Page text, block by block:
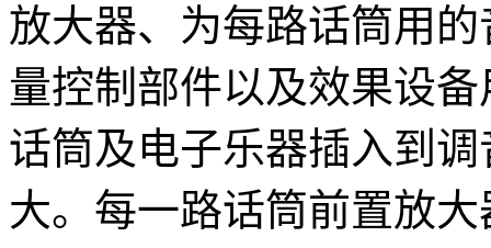
放大器、为每路话筒用
量控制部件以及效果设
话筒及电子乐器插入到
大。每一路话筒前置放